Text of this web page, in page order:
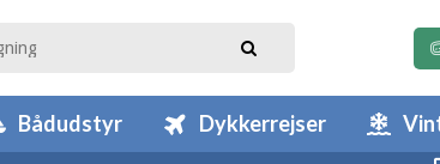
Bådudstyr Dykkerrejser